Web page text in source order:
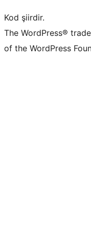
Kod şiirdir.
The WordPress®
of the WordPress